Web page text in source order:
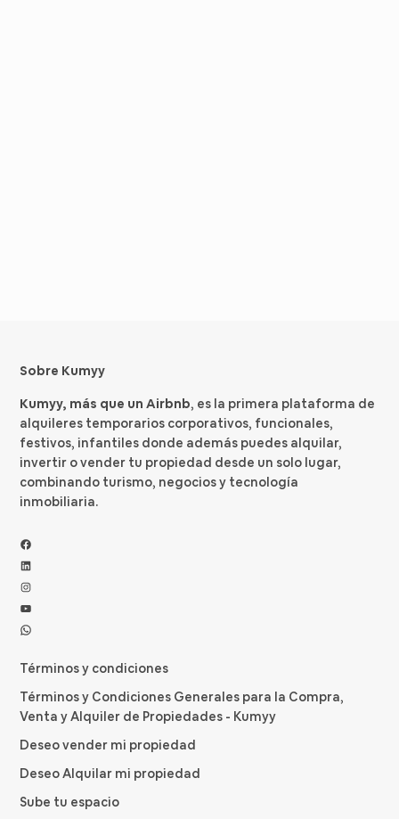
Sobre Kumyy
Kumyy, más que un Airbnb, es la primera plataforma de
alquileres temporarios corporativos, funcionales,
festivos, infantiles donde además puedes alquilar,
invertir o vender tu propiedad desde un solo lugar,
combinando turismo, negocios y tecnología
inmobiliaria.
Facebook
LinkedIn
Instagram
YouTube
WhatsApp
Términos y condiciones
Términos y Condiciones Generales para la Compra,
Venta y Alquiler de Propiedades - Kumyy
Deseo vender mi propiedad
Deseo Alquilar mi propiedad
Sube tu espacio